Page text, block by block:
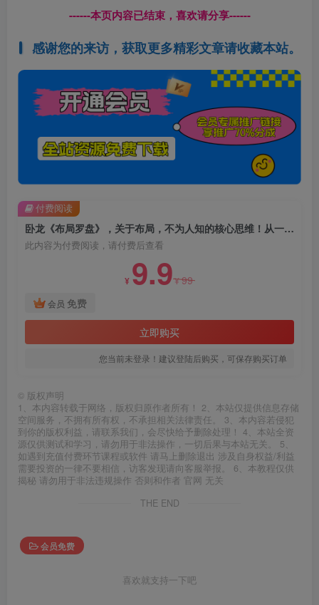
------本页内容已结束，喜欢请分享------
感谢您的来访，获取更多精彩文章请收藏本站。
卧龙《布局罗盘》，关于布局，不为人知的核心思维！从一无所有，到万物被我所用【电子书】
此内容为付费阅读，请付费后查看
¥ 9.9¥99
会员 免费
立即购买
您当前未登录！建议登陆后购买，可保存购买订单
付费阅读
© 版权声明
1、本内容转载于网络，版权归原作者所有！ 2、本站仅提供信息存储
空间服务，不拥有所有权，不承担相关法律责任。 3、本内容若侵犯
到你的版权利益，请联系我们，会尽快给予删除处理！ 4、本站全资
源仅供测试和学习，请勿用于非法操作，一切后果与本站无关。 5、
如遇到充值付费环节课程或软件 请马上删除退出 涉及自身权益/利益
需要投资的一律不要相信，访客发现请向客服举报。 6、本教程仅供
揭秘 请勿用于非法违规操作 否则和作者 官网 无关
THE END
会员免费
喜欢就支持一下吧